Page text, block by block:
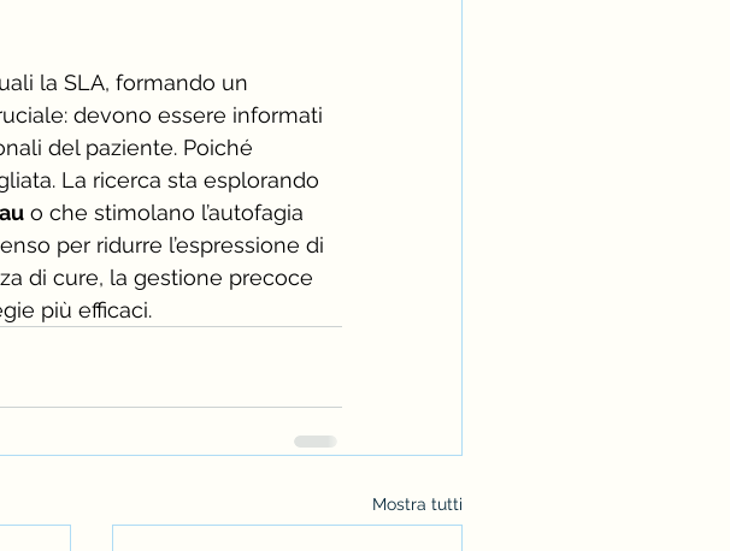
la SLA, formando un
devono essere informati
del paziente. Poiché
La ricerca sta esplorando
o che stimolano l’autofagia
per ridurre l’espressione di
di cure, la gestione precoce
più efficaci.
Mostra tutti